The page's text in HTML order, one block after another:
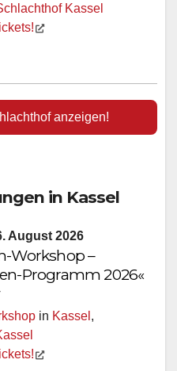
Kassel
anzeigen!
in Kassel
August 2026
Workshop –
Programm 2026«
in Kassel ,